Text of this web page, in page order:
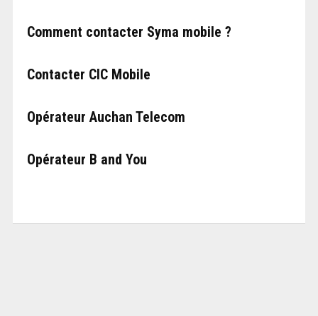
Comment contacter Syma mobile ?
Contacter CIC Mobile
Opérateur Auchan Telecom
Opérateur B and You